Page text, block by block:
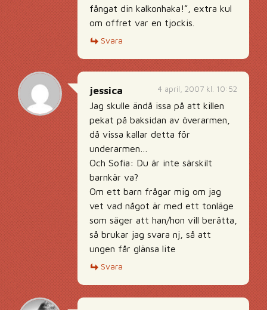
fångat din kalkonhaka!”, extra kul
om offret var en tjockis.
Svara
4 april, 2007 kl. 10:52
jessica
Jag skulle ändå issa på att killen
pekat på baksidan av överarmen,
då vissa kallar detta för
underarmen…
Och Sofia: Du är inte särskilt
barnkär va?
Om ett barn frågar mig om jag
vet vad något är med ett tonläge
som säger att han/hon vill berätta,
så brukar jag svara nj, så att
ungen får glänsa lite
Svara